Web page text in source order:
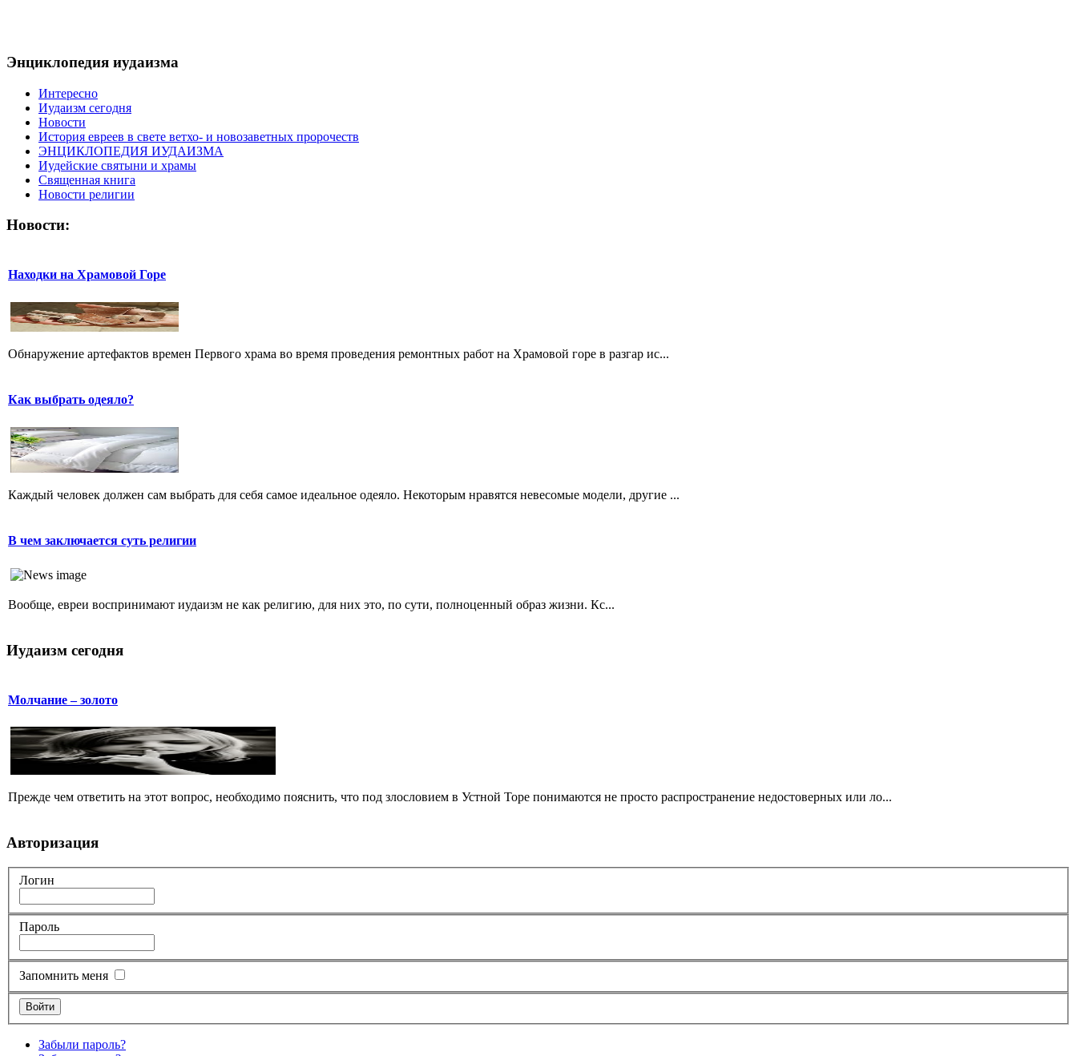
Энциклопедия иудаизма
Интересно
Иудаизм сегодня
Новости
История евреев в свете ветхо- и новозаветных пророчеств
ЭНЦИКЛОПЕДИЯ ИУДАИЗМА
Иудейские святыни и храмы
Священная книга
Новости религии
Новости:
Находки на Храмовой Горе
Обнаружение артефактов времен Первого храма во время проведения ремонтных работ на Храмовой горе в разгар ис...
Как выбрать одеяло?
Каждый человек должен сам выбрать для себя самое идеальное одеяло. Некоторым нравятся невесомые модели, другие ...
В чем заключается суть религии
Вообще, евреи воспринимают иудаизм не как религию, для них это, по сути, полноценный образ жизни. Кс...
Иудаизм сегодня
Молчание – золото
Прежде чем ответить на этот вопрос, необходимо пояснить, что под злословием в Устной Торе понимаются не просто распространение недостоверных или ло...
Авторизация
Логин
Пароль
Запомнить меня
Забыли пароль?